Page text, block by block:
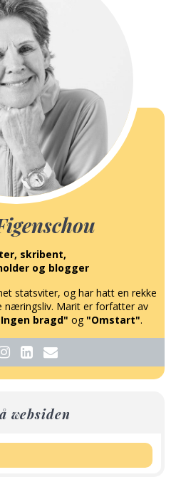
skribent,
og blogger
statsviter, og har hatt en rekke
næringsliv. Marit er forfatter av
bragd" og "Omstart".
websiden